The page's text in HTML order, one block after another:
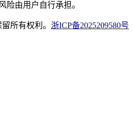
险由用户自行承担。
所有权利。 浙ICP备2025209580号